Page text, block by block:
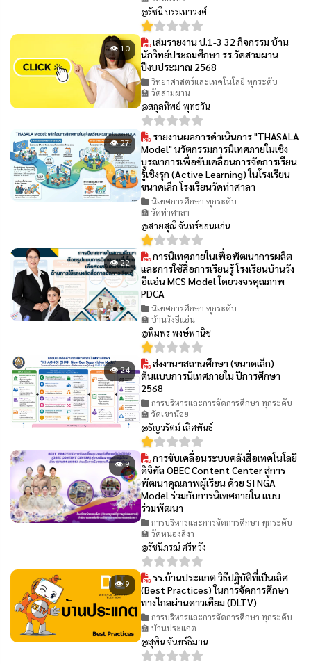
@รัชนี บรรเทาวงศ์
👁 10
เล่มรายงาน ป.1-3 32 กิจกรรม บ้าน
นักวิทย์ประถมศึกษา รร.วัดสามผาน
ปีงบประมาณ 2568
วิทยาศาสตร์และเทคโนโลยี ทุกระดับ
🏫 วัดสามผาน
@สกุลทิพย์ พุทธวัน
👁 27
รายงานผลการดำเนินการ "THASALA
Model" นวัตกรรมการนิเทศภายในเชิง
บูรณาการเพื่อขับเคลื่อนการจัดการเรียน
รู้เชิงรุก (Active Learning) ในโรงเรียน
ขนาดเล็ก โรงเรียนวัดท่าศาลา
นิเทศการศึกษา ทุกระดับ
🏫 วัดท่าศาลา
@สายสุณี จันทร์ขอนแก่น
👁 22
การนิเทศภายในเพื่อพัฒนาการผลิต
และการใช้สื่อการเรียนรู้ โรงเรียนบ้านวัง
อีแอ่น MCS Model โดยวงจรคุณภาพ
PDCA
นิเทศการศึกษา ทุกระดับ
🏫 บ้านวังอีแอ่น
@พิมพร พงษ์พานิช
👁 24
ส่งงานฯสถานศึกษา (ขนาดเล็ก)
ต้นแบบการนิเทศภายใน ปีการศึกษา
2568
การบริหารและการจัดการศึกษา ทุกระดับ
🏫 วัดเขาน้อย
@ธัญวรัตม์ เลิศพันธ์
👁 9
การขับเคลื่อนระบบคลังสื่อเทคโนโลยี
ดิจิทัล OBEC Content Center สู่การ
พัฒนาคุณภาพผู้เรียน ด้วย SI NGA
Model ร่วมกับการนิเทศภายใน แบบ
ร่วมพัฒนา
การบริหารและการจัดการศึกษา ทุกระดับ
🏫 วัดหนองสีงา
@รัชนีภรณ์ ศรีหวัง
👁 9
รร.บ้านประแกต วิธีปฏิบัติที่เป็นเลิศ
(Best Practices) ในการจัดการศึกษา
ทางไกลผ่านดาวเทียม (DLTV)
การบริหารและการจัดการศึกษา ทุกระดับ
🏫 บ้านประแกต
@สุพิน จันทร์ธิมาน